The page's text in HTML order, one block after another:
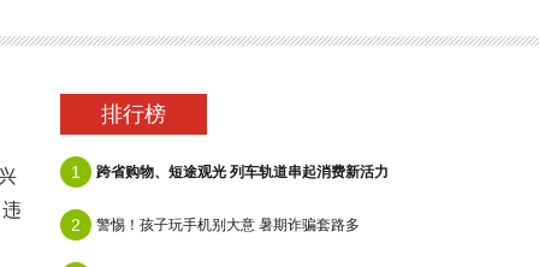
排行榜
1 跨省购物、短途观光 列车轨道串起消费新活力
2 警惕！孩子玩手机别大意 暑期诈骗套路多